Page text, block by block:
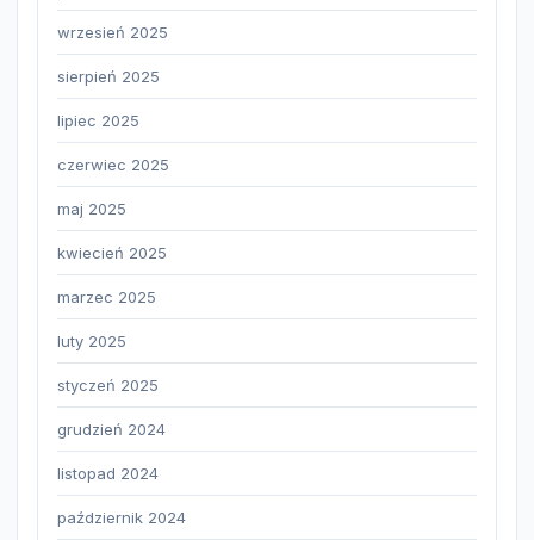
wrzesień 2025
sierpień 2025
lipiec 2025
czerwiec 2025
maj 2025
kwiecień 2025
marzec 2025
luty 2025
styczeń 2025
grudzień 2024
listopad 2024
październik 2024